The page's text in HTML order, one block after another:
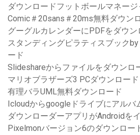
ダウンロードフットボールマネー
Comic＃20sans＃20ms無料ダウン
グーグルカレンダーにPDFをダウン
スタンディングピラティスブック
ード
Slideshareからファイルをダウンロ
マリオブラザーズ3 PCダウンロード
有理バラUML無料ダウンロード
Icloudからgoogleドライブにアルバ
ダウンローダーアプリがAndroidを
Pixelmonバージョン6のダウンロー